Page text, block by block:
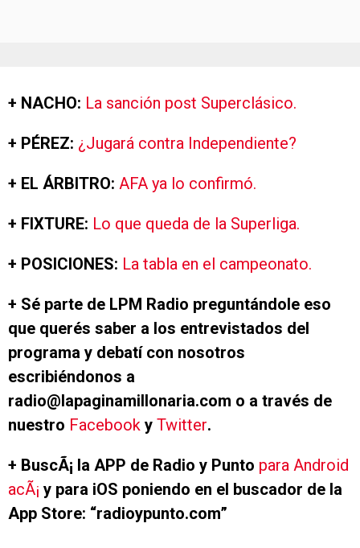
+ NACHO: La sanción post Superclásico.
+ PÉREZ: ¿Jugará contra Independiente?
+ EL ÁRBITRO: AFA ya lo confirmó.
+ FIXTURE: Lo que queda de la Superliga.
+ POSICIONES: La tabla en el campeonato.
+ Sé parte de LPM Radio preguntándole eso
que querés saber a los entrevistados del
programa y debatí con nosotros
escribiéndonos a
radio@lapaginamillonaria.com o a través de
nuestro Facebook y Twitter.
+ BuscÃ¡ la APP de Radio y Punto para Android
acÃ¡ y para iOS poniendo en el buscador de la
App Store: “radioypunto.com”